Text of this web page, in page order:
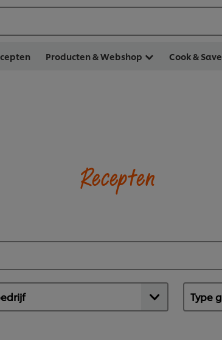
Producten & Webshop Cook & Save
Recepten